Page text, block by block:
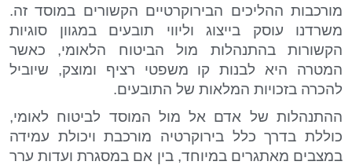
מורכבות ההליכים הבירוקרטיים הקשורים במוסד זה.
משרדנו עוסק בייצוג וליווי תובעים במגוון סוגיות
הקשורות בהתנהלות מול הביטוח הלאומי, כאשר
המטרה היא לבנות קו משפטי רציף ומוצק, שיוביל
להכרה בזכויות המלאות של התובעים.
ההתנהלות של אדם אל מול המוסד לביטוח לאומי,
כוללת בדרך כלל בירוקרטיה מורכבת ויכולת עמידה
במצבים מאתגרים במיוחד, בין אם במסגרת ועדות ערר